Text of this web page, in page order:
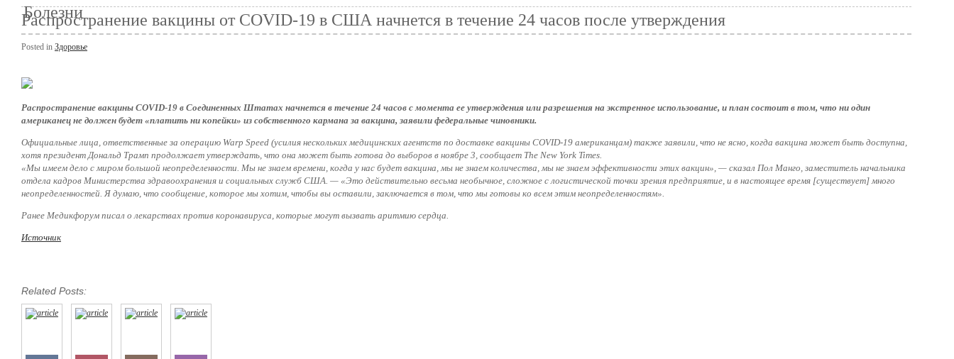
Болезни
Распространение вакцины от COVID-19 в США начнется в течение 24 часов после утверждения
Posted in Здоровье
Распространение вакцины COVID-19 в Соединенных Штатах начнется в течение 24 часов с момента ее утверждения или разрешения на экстренное использование, и план состоит в том, что ни один
американец не должен будет «платить ни копейки» из собственного кармана за вакцина, заявили федеральные чиновники.
Официальные лица, ответственные за операцию Warp Speed (усилия нескольких медицинских агентств по доставке вакцины COVID-19 американцам) также заявили, что не ясно, когда вакцина может быть доступна,
хотя президент Дональд Трамп продолжает утверждать, что она может быть готова до выборов в ноябре 3, сообщает The New York Times.
«Мы имеем дело с миром большой неопределенности. Мы не знаем времени, когда у нас будет вакцина, мы не знаем количества, мы не знаем эффективности этих вакцин», — сказал Пол Манго, заместитель начальника
отдела кадров Министерства здравоохранения и социальных служб США. — «Это действительно весьма необычное, сложное с логистической точки зрения предприятие, и в настоящее время [существует] много
неопределенностей. Я думаю, что сообщение, которое мы хотим, чтобы вы оставили, заключается в том, что мы готовы ко всем этим неопределенностям».
Ранее Медикфорум писал о лекарствах против коронавируса, которые могут вызвать аритмию сердца.
Источник
Related Posts: